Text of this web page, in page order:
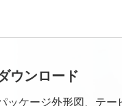
ウンロード
ッケージ外形図、テー